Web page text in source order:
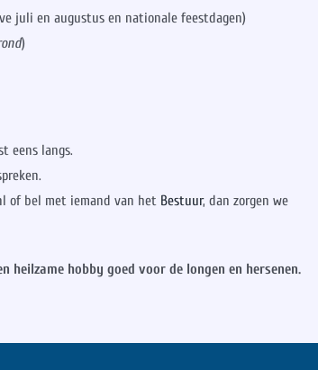
juli en augustus en nationale feestdagen)
)
eens langs.
of bel met iemand van het Bestuur, dan zorgen we
heilzame hobby goed voor de longen en hersenen.